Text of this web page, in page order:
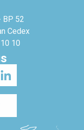
BP 52
Cedex
10